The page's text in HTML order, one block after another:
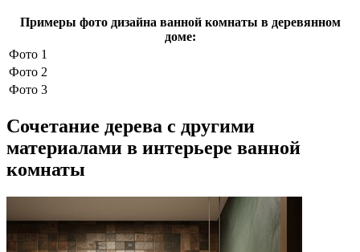
Примеры фото дизайна ванной комнаты в деревянном
доме:
Фото 1
Фото 2
Фото 3
Сочетание дерева с другими
материалами в интерьере ванной
комнаты